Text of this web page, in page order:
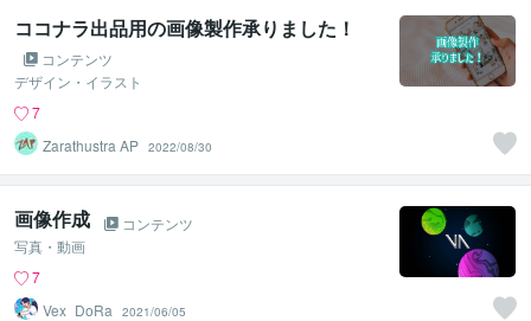
ココナラ出品用の画像製作承りました！
コンテンツ
デザイン・イラスト
7
Zarathustra AP 2022/08/30
画像作成
コンテンツ
写真・動画
7
Vex_DoRa
2021/06/05